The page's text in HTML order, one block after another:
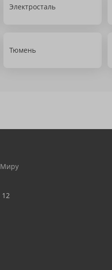
Электросталь
Тюмень
Миру
12